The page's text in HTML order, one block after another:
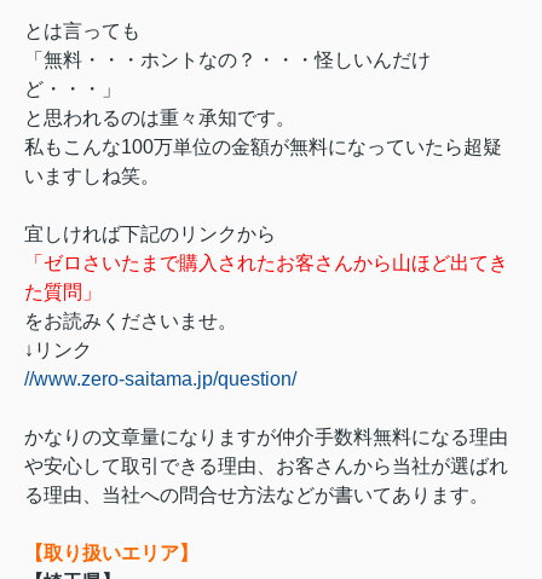
とは言っても
「無料・・・ホントなの？・・・怪しいんだけ
ど・・・」
と思われるのは重々承知です。
私もこんな100万単位の金額が無料になっていたら超疑
いますしね笑。
宜しければ下記のリンクから
「ゼロさいたまで購入されたお客さんから山ほど出てき
た質問」
をお読みくださいませ。
↓リンク
//www.zero-saitama.jp/question/
かなりの文章量になりますが仲介手数料無料になる理由
や安心して取引できる理由、お客さんから当社が選ばれ
る理由、当社への問合せ方法などが書いてあります。
【取り扱いエリア】